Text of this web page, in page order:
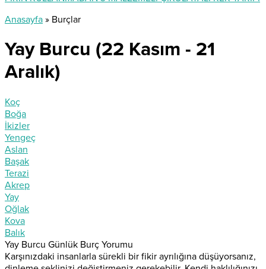
Anasayfa » Burçlar
Yay Burcu (22 Kasım - 21
Aralık)
Koç
Boğa
İkizler
Yengeç
Aslan
Başak
Terazi
Akrep
Yay
Oğlak
Kova
Balık
Yay Burcu Günlük Burç Yorumu
Karşınızdaki insanlarla sürekli bir fikir ayrılığına düşüyorsanız,